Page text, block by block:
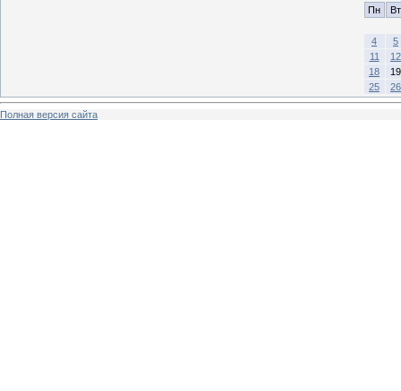
Пн Вт
4
5
11
12
18
19
25
26
Полная версия сайта